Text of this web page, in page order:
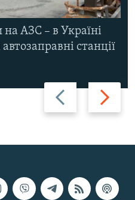
Назад Вперед
на АЗС – в Україні
станції